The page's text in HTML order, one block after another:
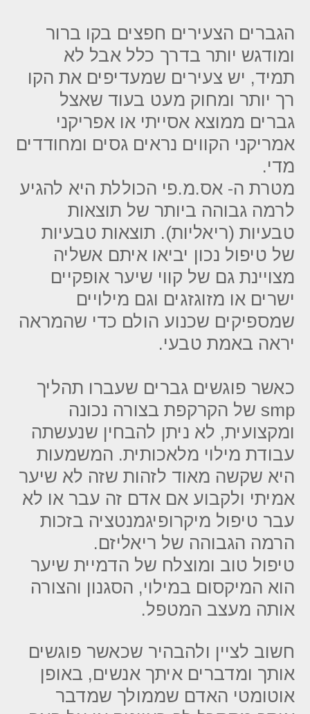
הגברים הצעירים חפצים בקו ברור
ומודגש יותר בדרך כלל אבל לא
תמיד, יש צעירים שמעדיפים את הקו
רך יותר ומחוק מעט בעוד שאצל
גברים ממוצא אסייתי או אפריקני
אמריקני הקווים נראים גסים ומחודדים
מדי.
מטרת ה- אס.מ.פי הכוללת היא להגיע
לרמה גבוהה ביותר של תוצאות
טבעיות (ריאליות). תוצאות טבעיות
של טיפול נכון יביאו איתם אשליה
מצויינת גם של קווי שיער אופקיים
ישרים או מזוגזגים וגם מילויים
שמספיקים שכנוע הולם כדי שהמראה
יראה באמת טבעי.
כאשר פוגשים גברים שעברו תהליך
smp של הקרקפת בצורה נכונה
ומקצועית, לא ניתן להבחין שנעשתה
עבודת מילוי מלאכותית. המשמעות
היא שקשה מאוד לזהות שזה לא שיער
אמיתי ולקבוע אם אדם זה עבר או לא
עבר טיפול מיקרופיגמנטציה בזכות
הרמה הגבוהה של ריאליזם.
טיפול טוב ומוצלח של הדמיית שיער
הוא המיקסום במילוי, הסגנון והצורה
אותה מעצב המטפל.
חשוב לציין ולהבהיר שכאשר פוגשים
אותך ומדברים איתך אנשים, באופן
אוטומטי האדם שממולך שמדבר